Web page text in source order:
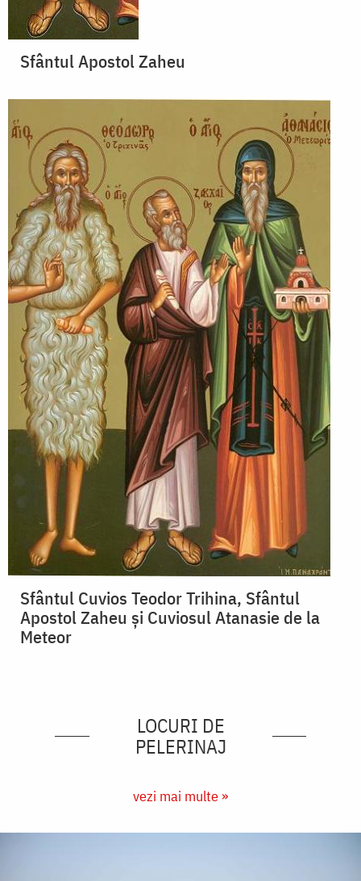
Sfântul Apostol Zaheu
Sfântul Cuvios Teodor Trihina, Sfântul
Apostol Zaheu și Cuviosul Atanasie de la
Meteor
LOCURI DE
PELERINAJ
vezi mai multe »